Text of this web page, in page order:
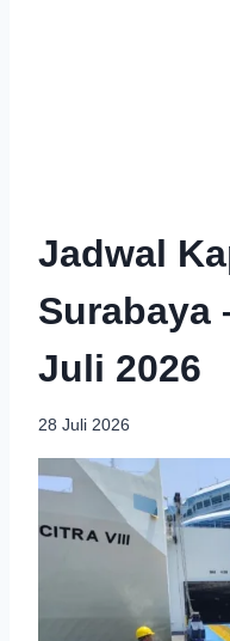
Jadwal
Surabaya
Juli 2026
28 Juli 2026